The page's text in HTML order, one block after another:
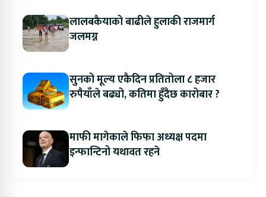
लालबकैयाको बाढीले हुलाकी राजमार्ग
जलमग्न
सुनको मूल्य एकैदिन प्रतितोला ८ हजार
रुपैयाँले बढ्यो, कतिमा हुँदैछ कारोबार ?
माफी मागेकाले फिफा अध्यक्ष पदमा
इन्फान्टिनो यथावत रहने